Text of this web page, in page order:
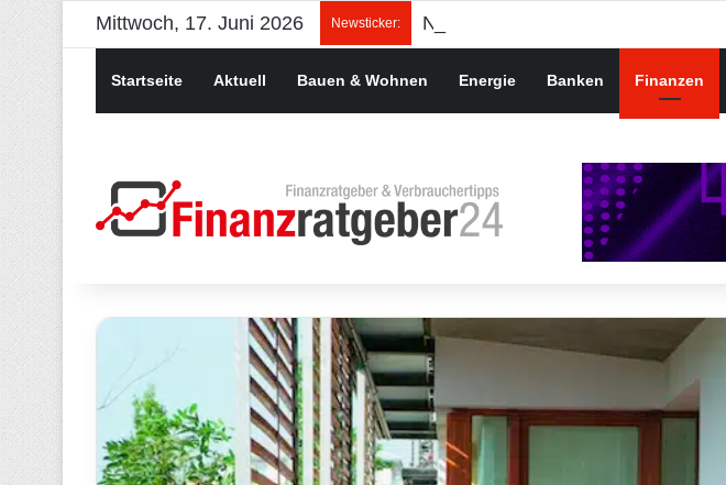
Mittwoch, 17. Juni 2026 Newsticker:
Startseite Aktuell Bauen & Wohnen Energie Banken Finanzen